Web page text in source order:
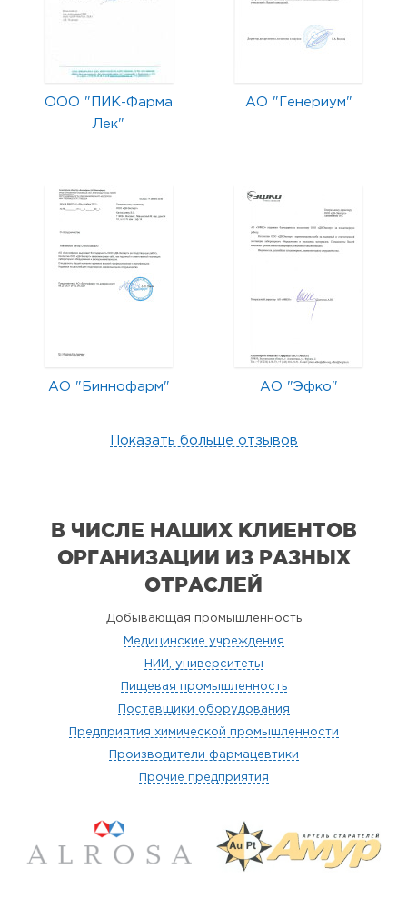
ООО "ПИК-Фарма
Лек"
АО "Генериум"
АО "Биннофарм" АО "Эфко"
Показать больше отзывов
В ЧИСЛЕ НАШИХ КЛИЕНТОВ
ОРГАНИЗАЦИИ ИЗ РАЗНЫХ
ОТРАСЛЕЙ
Добывающая промышленность
Медицинские учреждения
НИИ, университеты
Пищевая промышленность
Поставщики оборудования
Предприятия химической промышленности
Производители фармацевтики
Прочие предприятия